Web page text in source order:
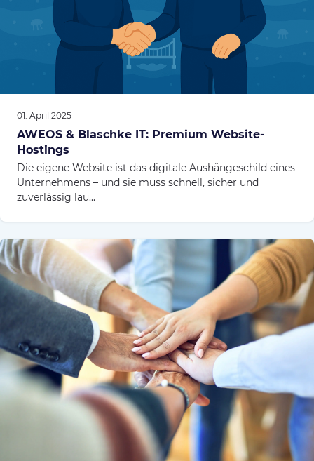
01. April 2025
AWEOS & Blaschke IT: Premium Website-
Hostings
Die eigene Website ist das digitale Aushängeschild eines
Unternehmens – und sie muss schnell, sicher und
zuverlässig lau...